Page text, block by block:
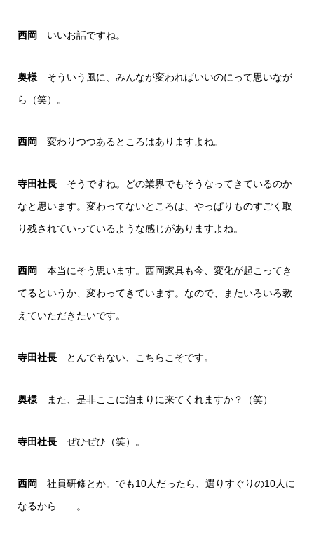
西岡 いいお話ですね。
奥様 そういう風に、みんなが変わればいいのにって思いなが
ら（笑）。
西岡 変わりつつあるところはありますよね。
寺田社長 そうですね。どの業界でもそうなってきているのか
なと思います。変わってないところは、やっぱりものすごく取
り残されていっているような感じがありますよね。
西岡
本当にそう思います。西岡家具も今、変化が起こってき
てるというか、変わってきています。なので、またいろいろ教
えていただきたいです。
寺田社長 とんでもない、こちらこそです。
奥様 また、是非ここに泊まりに来てくれますか？（笑）
寺田社長 ぜひぜひ（笑）。
西岡
社員研修とか。でも10人だったら、選りすぐりの10人に
なるから……。